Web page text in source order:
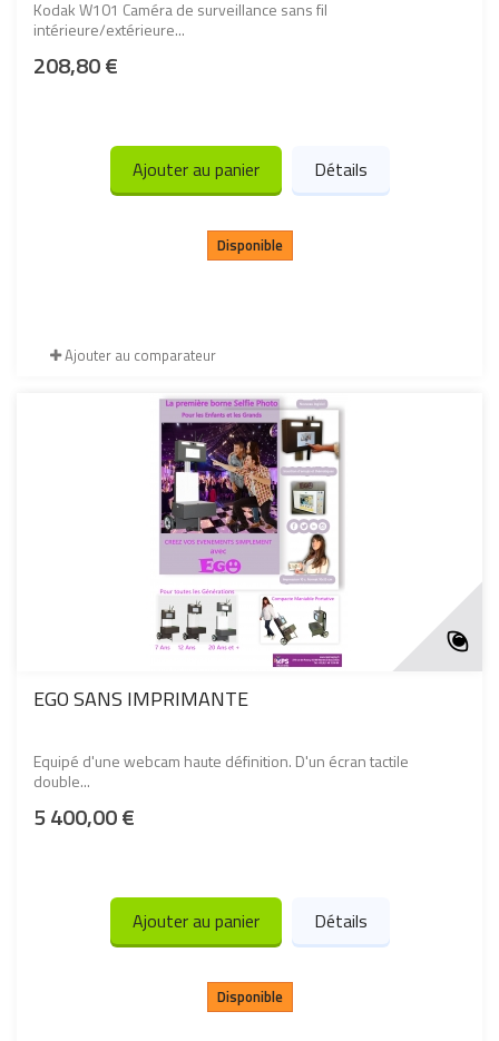
Kodak W101 Caméra de surveillance sans fil
intérieure/extérieure...
208,80 €
Ajouter au panier Détails
Disponible
Ajouter au comparateur
EGO SANS IMPRIMANTE
Equipé d'une webcam haute définition. D'un écran tactile
double...
5 400,00 €
Ajouter au panier Détails
Disponible